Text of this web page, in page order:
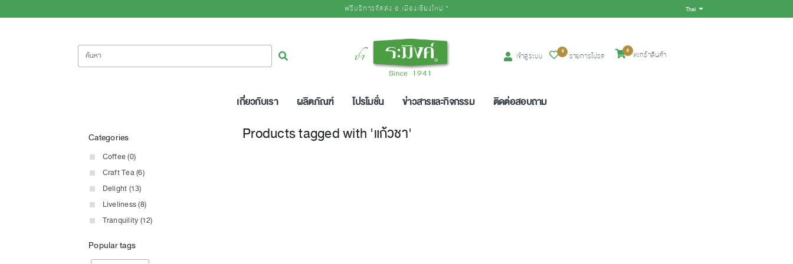
ฟรีบริการจัดส่ง อ.เมืองเชียงใหม่ * Thai
Toggle Dropdown
ค้นหา ค้นหา เข้าสู่ระบบ รายการโปรด
0 ตะกร้าสินค้า
0
เกี่ยวกับเรา ผลิตภัณฑ์ โปรโมชั่น ข่าวสารและกิจกรรม ติดต่อสอบถาม
Categories
Coffee (0)
Craft Tea (6)
Delight (13)
Liveliness (8)
Tranquility (12)
Popular tags
Products tagged with 'แก้วชา'